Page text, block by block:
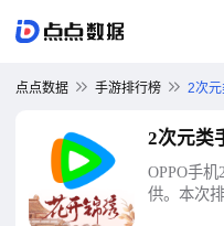
点点数据 手游排行榜 2次
2次元类
OPPO手
供。本次
行（旅行